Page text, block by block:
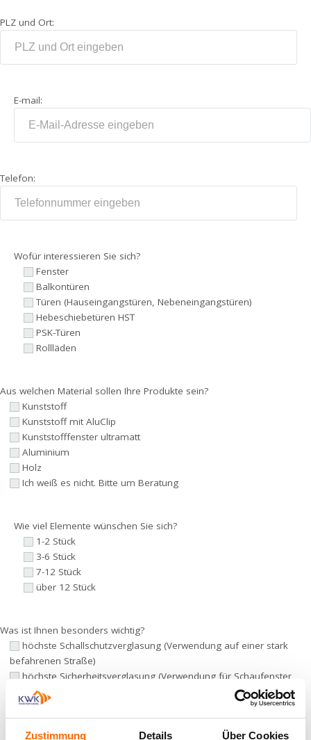
Zustimmung Details Über Cookies
PLZ und Ort:
E-mail:
Telefon:
Wofür interessieren Sie sich?
Fenster
Balkontüren
Türen (Hauseingangstüren, Nebeneingangstüren)
Hebeschiebetüren HST
PSK-Türen
Rollläden
Aus welchen Material sollen Ihre Produkte sein?
Kunststoff
Kunststoff mit AluClip
Kunststofffenster ultramatt
Aluminium
Holz
Ich weiß es nicht. Bitte um Beratung
Wie viel Elemente wünschen Sie sich?
1-2 Stück
3-6 Stück
7-12 Stück
über 12 Stück
Was ist Ihnen besonders wichtig?
höchste Schallschutzverglasung (Verwendung auf einer stark
befahrenen Straße)
höchste Sicherheitsverglasung (Verwendung für Schaufenster
oder große Flächen)
höchste Energieklasse (Heizkosten senken und Geld sparen)
Standardausstattung (Günstigste Varianten)
PSK-
Online-
Rabattaktionen